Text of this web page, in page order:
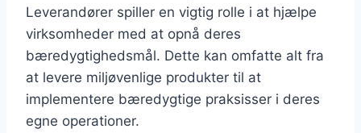
Leverandører spiller en vigtig rolle i at hjælpe
virksomheder med at opnå deres
bæredygtighedsmål. Dette kan omfatte alt fra
at levere miljøvenlige produkter til at
implementere bæredygtige praksisser i deres
egne operationer.